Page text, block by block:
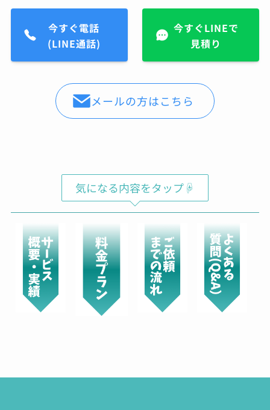
ら紹介されて持ち込み。電話予約後すぐに対応
頂き、夕方にはすぐ履けるようにしてもらって
そこから履いてますが、白スニーカーでも気に
ならないくらいキレイに保ててます。また新し
いの買ったら持って行こうと思います
Shochan
00:07 29 Aug 22
バレンシアガのスニーカーの
たいと思い依頼をしました。表面は、ガラス、
撥水のダブルコーティングでソールにはセラミ
ックコーティングのスペシャルセット。お値段
は、多少張りますが傷みや劣化を防ぎ長く履け
ると思えば惜しくないお金かと。綺麗に仕上げ
ていただき、履くのが楽しみ。接客対応◯作業
も丁寧◯製品をコーティングした場合の効果
や、説明もしっかりしており、実際にコーティ
ングをお願いしたバック、時計、ゴルフクラ
ブ、iPhoneはしっかりと効果が出ているかと思
今すぐ電話
(LINE通話)
今すぐLINEで
見積り
メールの方はこちら
気になる内容をタップ☟